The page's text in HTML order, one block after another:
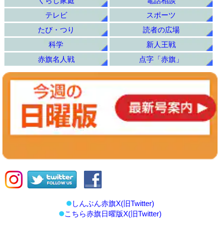
テレビ
スポーツ
たび・つり
読者の広場
科学
新人王戦
赤旗名人戦
点字「赤旗」
しんぶん赤旗X(旧Twitter)
こちら赤旗日曜版X(旧Twitter)